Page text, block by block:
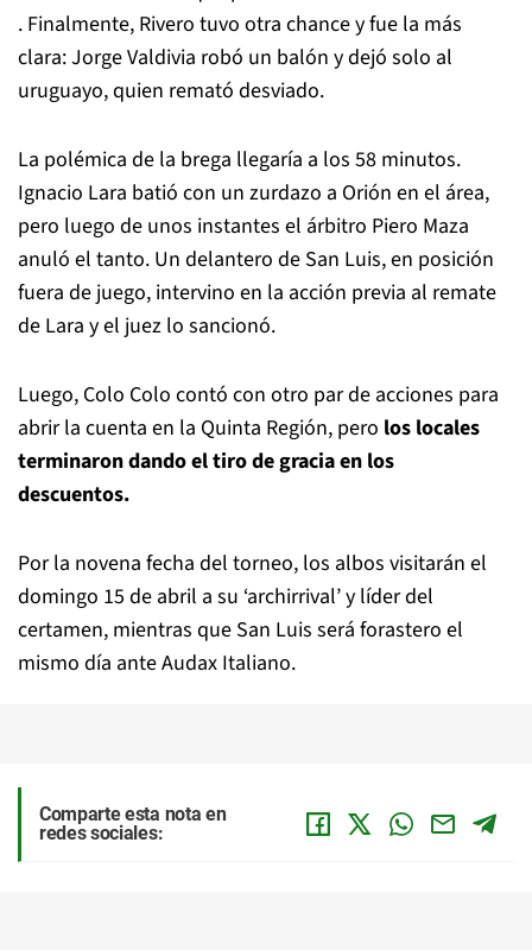
. Finalmente, Rivero tuvo otra chance y fue la más
clara: Jorge Valdivia robó un balón y dejó solo al
uruguayo, quien remató desviado.
La polémica de la brega llegaría a los 58 minutos.
Ignacio Lara batió con un zurdazo a Orión en el área,
pero luego de unos instantes el árbitro Piero Maza
anuló el tanto. Un delantero de San Luis, en posición
fuera de juego, intervino en la acción previa al remate
de Lara y el juez lo sancionó.
Luego, Colo Colo contó con otro par de acciones para
abrir la cuenta en la Quinta Región, pero los locales
terminaron dando el tiro de gracia en los
descuentos.
Por la novena fecha del torneo, los albos visitarán el
domingo 15 de abril a su ‘archirrival’ y líder del
certamen, mientras que San Luis será forastero el
mismo día ante Audax Italiano.
Comparte esta nota en
redes sociales: